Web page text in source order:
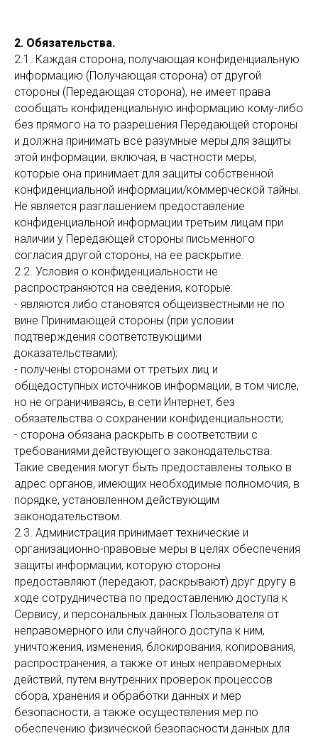
2. Обязательства.
2.1. Каждая сторона, получающая конфиденциальную
информацию (Получающая сторона) от другой
стороны (Передающая сторона), не имеет права
сообщать конфиденциальную информацию кому-либо
без прямого на то разрешения Передающей стороны
и должна принимать все разумные меры для защиты
этой информации, включая, в частности меры,
которые она принимает для защиты собственной
конфиденциальной информации/коммерческой тайны.
Не является разглашением предоставление
конфиденциальной информации третьим лицам при
наличии у Передающей стороны письменного
согласия другой стороны, на ее раскрытие.
2.2. Условия о конфиденциальности не
распространяются на сведения, которые:
- являются либо становятся общеизвестными не по
вине Принимающей стороны (при условии
подтверждения соответствующими
доказательствами);
- получены сторонами от третьих лиц и
общедоступных источников информации, в том числе,
но не ограничиваясь, в сети Интернет, без
обязательства о сохранении конфиденциальности;
- сторона обязана раскрыть в соответствии с
требованиями действующего законодательства.
Такие сведения могут быть предоставлены только в
адрес органов, имеющих необходимые полномочия, в
порядке, установленном действующим
законодательством.
2.3. Администрация принимает технические и
организационно-правовые меры в целях обеспечения
защиты информации, которую стороны
предоставляют (передают, раскрывают) друг другу в
ходе сотрудничества по предоставлению доступа к
Сервису, и персональных данных Пользователя от
неправомерного или случайного доступа к ним,
уничтожения, изменения, блокирования, копирования,
распространения, а также от иных неправомерных
действий, путем внутренних проверок процессов
сбора, хранения и обработки данных и мер
безопасности, а также осуществления мер по
обеспечению физической безопасности данных для